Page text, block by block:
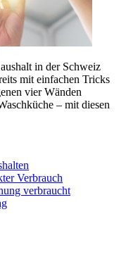
in der Schweiz
mit einfachen Tricks
vier Wänden
– mit diesen
Verbrauch
verbraucht